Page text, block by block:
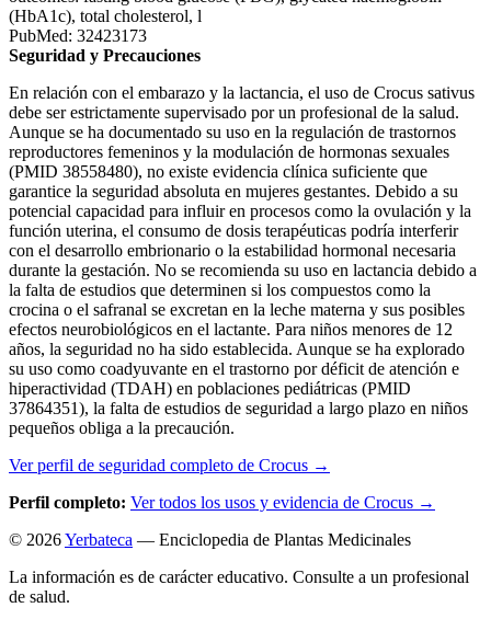
(HbA1c), total cholesterol, l
PubMed: 32423173
Seguridad y Precauciones
En relación con el embarazo y la lactancia, el uso de Crocus sativus
debe ser estrictamente supervisado por un profesional de la salud.
Aunque se ha documentado su uso en la regulación de trastornos
reproductores femeninos y la modulación de hormonas sexuales
(PMID 38558480), no existe evidencia clínica suficiente que
garantice la seguridad absoluta en mujeres gestantes. Debido a su
potencial capacidad para influir en procesos como la ovulación y la
función uterina, el consumo de dosis terapéuticas podría interferir
con el desarrollo embrionario o la estabilidad hormonal necesaria
durante la gestación. No se recomienda su uso en lactancia debido a
la falta de estudios que determinen si los compuestos como la
crocina o el safranal se excretan en la leche materna y sus posibles
efectos neurobiológicos en el lactante. Para niños menores de 12
años, la seguridad no ha sido establecida. Aunque se ha explorado
su uso como coadyuvante en el trastorno por déficit de atención e
hiperactividad (TDAH) en poblaciones pediátricas (PMID
37864351), la falta de estudios de seguridad a largo plazo en niños
pequeños obliga a la precaución.
Ver perfil de seguridad completo de Crocus →
Perfil completo: Ver todos los usos y evidencia de Crocus →
© 2026Yerbateca — Enciclopedia de Plantas Medicinales
La información es de carácter educativo. Consulte a un profesional
de salud.